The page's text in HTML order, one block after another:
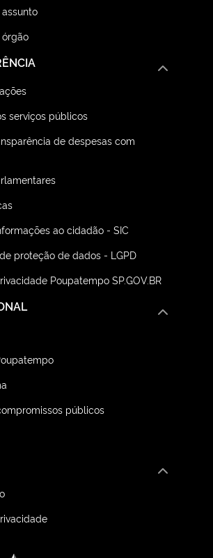
serviços públicos
de despesas com
ao cidadão - SIC
proteção de dados - LGPD
Poupatempo SP.GOV.BR
públicos